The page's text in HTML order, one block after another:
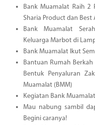
Bank Muamalat Raih 2
Sharia Product dan Best
Bank Muamalat
Keluarga Marbot di
Bank Muamalat Ikut
Bantuan Rumah
Bentuk Penyaluran
Muamalat (BMM)
Kegiatan Bank
Mau nabung sambil
Begini caranya!